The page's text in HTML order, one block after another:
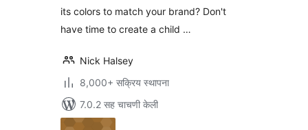
its colors to match your brand? Don't
have time to create a child …
Nick Halsey
8,000+ सक्रिय स्थापना
7.0.2 सह चाचणी केली